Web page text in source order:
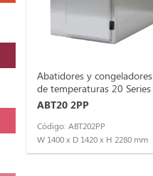
Abatidores y congeladores
de temperaturas 20 Series
ABT20 2PP
Código: ABT202PP
W 1400 x D 1420 x H 2280 mm